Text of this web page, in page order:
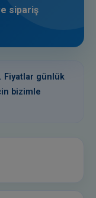
sipariş
Fiyatlar günlük
bizimle